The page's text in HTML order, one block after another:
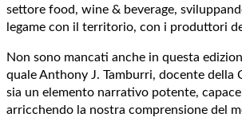
settore food, wine & beverage,
legame con il territorio, con i produttori
Non sono mancati anche in questa
quale Anthony J. Tamburri, docente della
sia un elemento narrativo potente,
arricchendo la nostra comprensione del